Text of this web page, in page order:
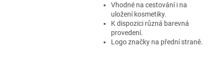
Vhodné na cestování i na
uložení kosmetiky.
K dispozici různá barevná
provedení.
Logo značky na přední straně.